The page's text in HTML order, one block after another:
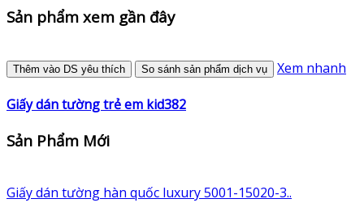
Sản phẩm xem gần đây
Thêm vào DS yêu thích So sánh sản phẩm dịch vụ Xem nhanh
Giấy dán tường trẻ em kid382
Sản Phẩm Mới
Giấy dán tường hàn quốc luxury 5001-15020-3..